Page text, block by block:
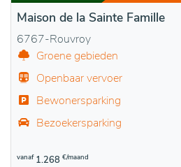
Maison de la Sainte Famille
6767-Rouvroy
Groene gebieden
Openbaar vervoer
Bewonersparking
Bezoekersparking
vanaf 1.268 €/maand